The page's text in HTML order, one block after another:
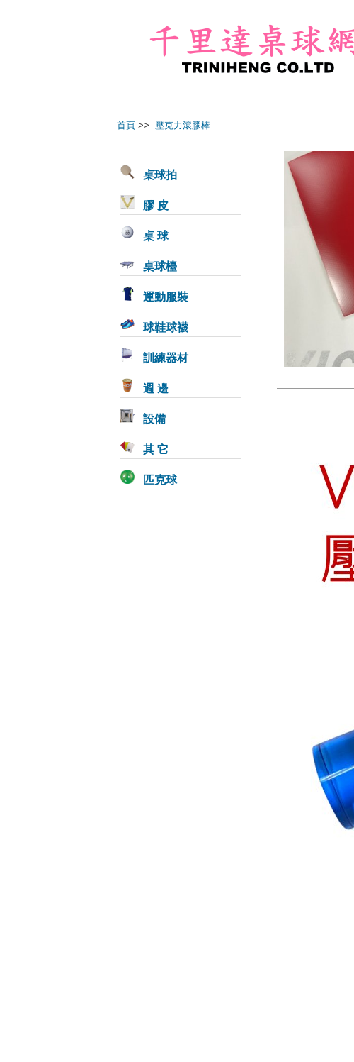
首頁 >> 壓克力滾膠棒
桌球拍
膠 皮
桌 球
桌球檯
運動服裝
球鞋球襪
訓練器材
週 邊
設備
其 它
匹克球